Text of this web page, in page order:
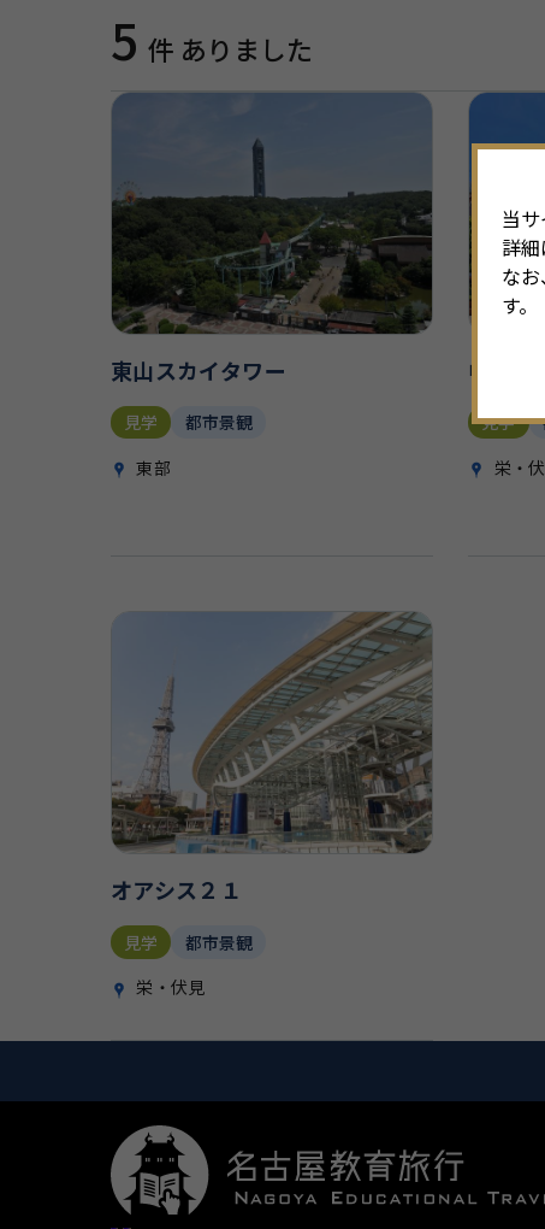
5 件 ありました
東山スカイタワー
見学
都市景観
東部
中部電
見学
栄・
オアシス２１
見学
都市景観
栄・伏見
当
詳
な
す。